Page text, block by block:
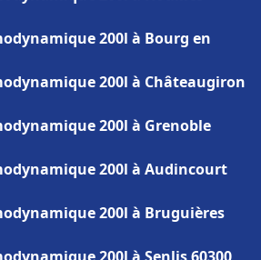
200l à Bourg en
200l à Châteaugiron
200l à Grenoble
200l à Audincourt
200l à Bruguières